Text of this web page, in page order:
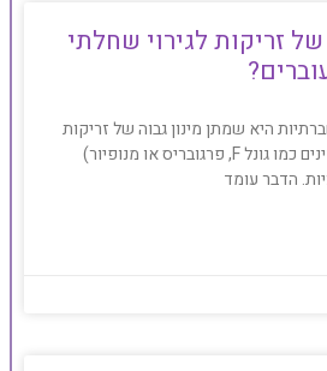
זריקות לגירוי שחלתי
היא שמתן מינון גבוה של זריקות
לגירוי שחלתי (גונדוטרופינים כמו גונל F, פרגובריס או מנופיור)
הדבר עומד